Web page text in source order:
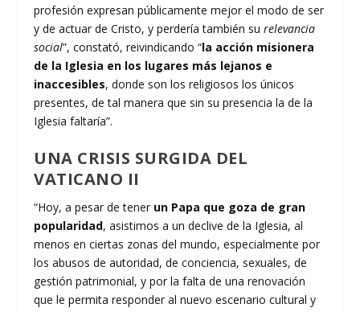
profesión expresan públicamente mejor el modo de ser
y de actuar de Cristo, y perdería también surelevancia
social”, constató, reivindicando “la acción misionera
de la Iglesia en los lugares más lejanos e
inaccesibles, donde son los religiosos los únicos
presentes, de tal manera que sin su presencia la de la
Iglesia faltaría”.
UNA CRISIS SURGIDA DEL
VATICANO II
“Hoy, a pesar de tener un Papa que goza de gran
popularidad, asistimos a un declive de la Iglesia, al
menos en ciertas zonas del mundo, especialmente por
los abusos de autoridad, de conciencia, sexuales, de
gestión patrimonial, y por la falta de una renovación
que le permita responder al nuevo escenario cultural y